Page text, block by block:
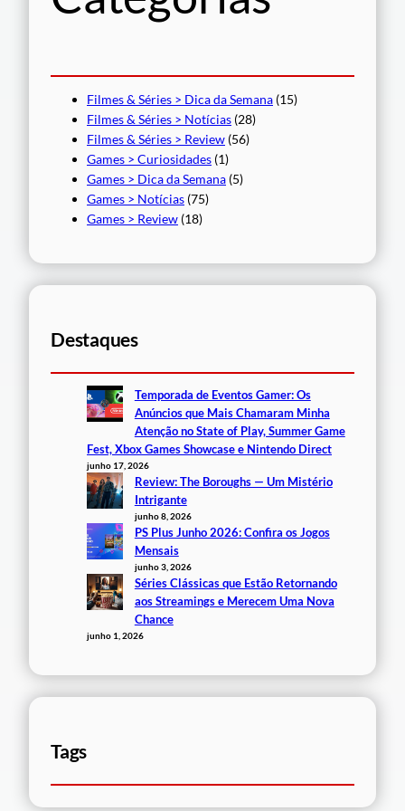
r
Filmes & Séries > Dica da Semana (15)
Filmes & Séries > Notícias (28)
Filmes & Séries > Review (56)
Games > Curiosidades (1)
Games > Dica da Semana (5)
Games > Notícias (75)
Games > Review (18)
Destaques
Temporada de Eventos Gamer: Os
Anúncios que Mais Chamaram Minha
Atenção no State of Play, Summer Game
Fest, Xbox Games Showcase e Nintendo Direct
junho 17, 2026
Review: The Boroughs — Um Mistério
Intrigante
junho 8, 2026
PS Plus Junho 2026: Confira os Jogos
Mensais
junho 3, 2026
Séries Clássicas que Estão Retornando
aos Streamings e Merecem Uma Nova
Chance
junho 1, 2026
Tags